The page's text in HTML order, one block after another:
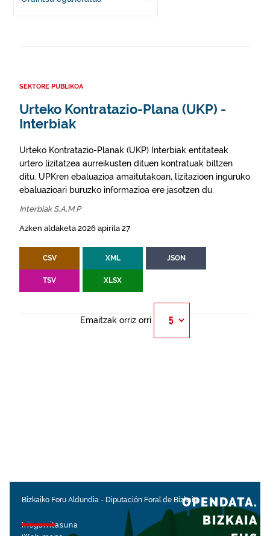
SEKTORE PUBLIKOA
Urteko Kontratazio-Plana (UKP) -
Interbiak
Urteko Kontratazio-Planak (UKP) Interbiak entitateak
urtero lizitatzea aurreikusten dituen kontratuak biltzen
ditu. UPKren ebaluazioa amaitutakoan, lizitazioen inguruko
ebaluazioari buruzko informazioa ere jasotzen du.
Interbiak S.A.M.P
Azken aldaketa 2026 apirila 27
CSV XML JSON
TSV XLSX
Emaitzak orriz orri
Bizkaiko Foru Aldundia - Diputación Foral de Bizkaia
Irisgarritasuna
OPENDATA.
BIZKAIA